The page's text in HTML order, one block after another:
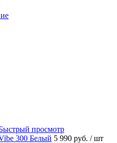
просмотр
300 Белый 5 990 руб. / шт